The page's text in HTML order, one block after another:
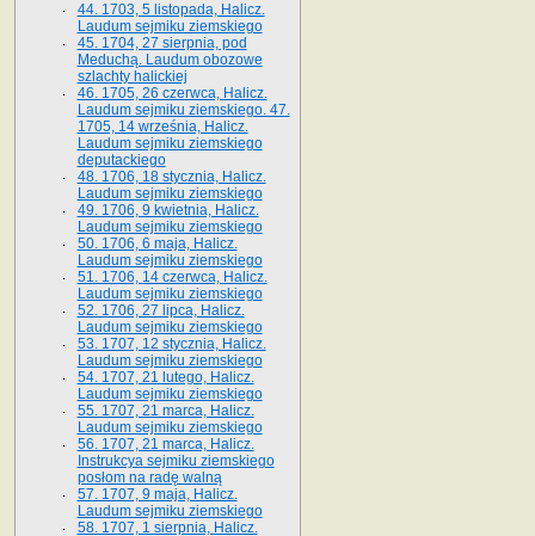
44. 1703, 5 listopada, Halicz.
Laudum sejmiku ziemskiego
45. 1704, 27 sierpnia, pod
Meduchą. Laudum obozowe
szlachty halickiej
46. 1705, 26 czerwca, Halicz.
Laudum sejmiku ziemskiego. 47.
1705, 14 września, Halicz.
Laudum sejmiku ziemskiego
deputackiego
48. 1706, 18 stycznia, Halicz.
Laudum sejmiku ziemskiego
49. 1706, 9 kwietnia, Halicz.
Laudum sejmiku ziemskiego
50. 1706, 6 maja, Halicz.
Laudum sejmiku ziemskiego
51. 1706, 14 czerwca, Halicz.
Laudum sejmiku ziemskiego
52. 1706, 27 lipca, Halicz.
Laudum sejmiku ziemskiego
53. 1707, 12 stycznia, Halicz.
Laudum sejmiku ziemskiego
54. 1707, 21 lutego, Halicz.
Laudum sejmiku ziemskiego
55. 1707, 21 marca, Halicz.
Laudum sejmiku ziemskiego
56. 1707, 21 marca, Halicz.
Instrukcya sejmiku ziemskiego
posłom na radę walną
57. 1707, 9 maja, Halicz.
Laudum sejmiku ziemskiego
58. 1707, 1 sierpnia, Halicz.